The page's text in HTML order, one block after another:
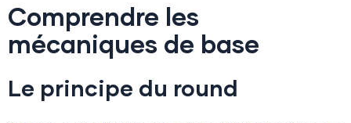
Comprendre les
mécaniques de base
Le principe du round